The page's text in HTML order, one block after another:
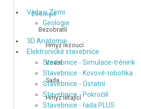
Věda o Zemi
Geologie
3D Anatomie
Elektronické stavebnice
Stavebnice - Simulace-trénink
Stavebnice - Kovové-robotika
Stavebnice - Ostatní
Stavebnice - Pokročilí
Stavebnice - řada PLUS
Zoologie
Bezobratlí
Hmyz lezoucí
Vodní
Sada
Hmyz létající